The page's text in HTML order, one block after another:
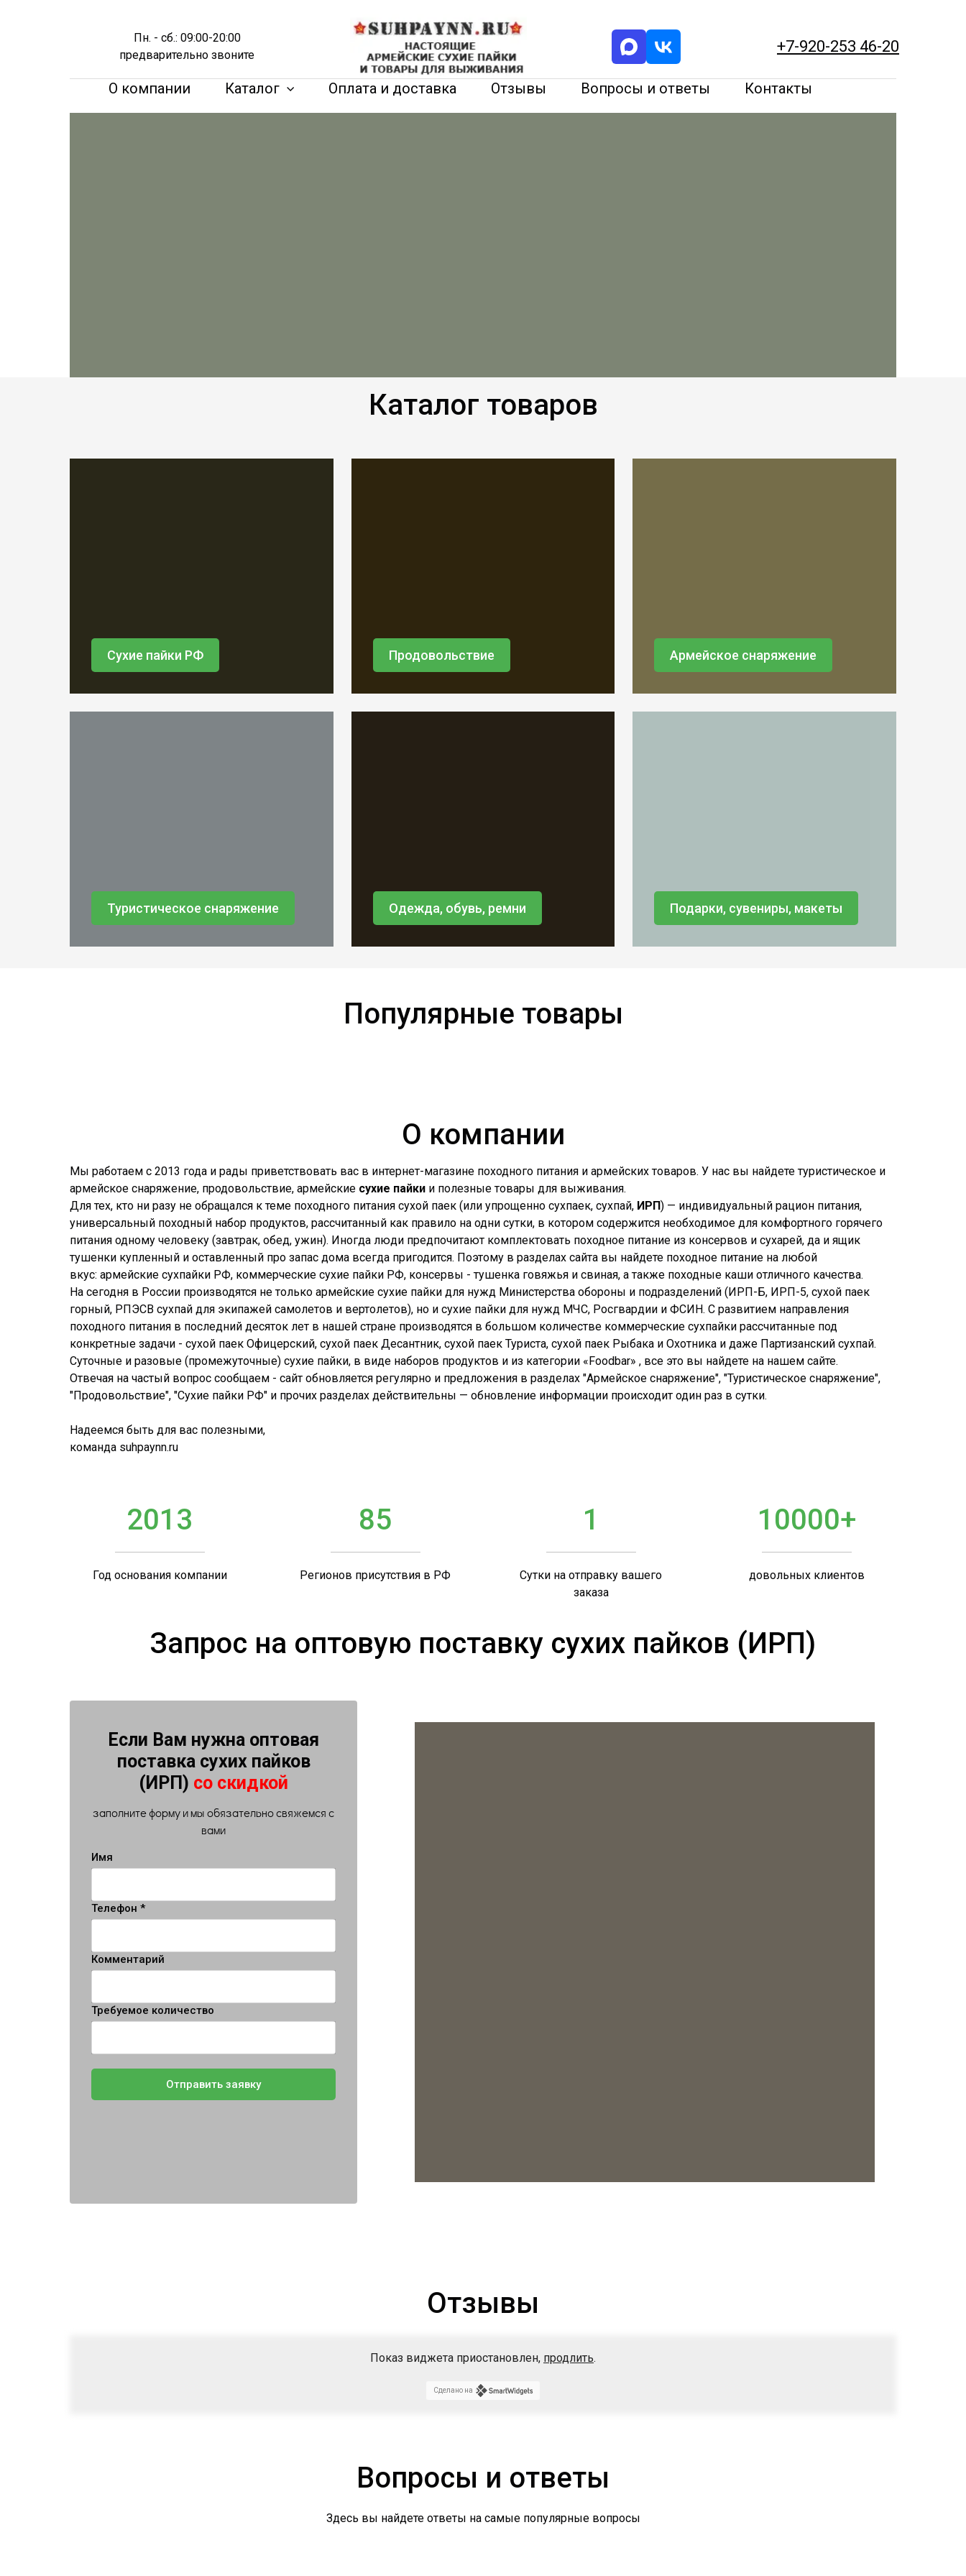
Пн. - сб.: 09:00-20:00
предварительно звоните
+7-920-253 46-20
О компании Каталог Оплата и доставка Отзывы Вопросы и ответы Контакты
Каталог товаров
Сухие пайки РФ Продовольствие Армейское снаряжение
Туристическое снаряжение Одежда, обувь, ремни Подарки, сувениры, макеты
Популярные товары
О компании
Мы работаем с 2013 года и рады приветствовать вас в интернет-магазине походного питания и армейских товаров. У нас вы найдете туристическое и
армейское снаряжение, продовольствие, армейские сухие пайки и полезные товары для выживания.
Для тех, кто ни разу не обращался к теме походного питания сухой паек (или упрощенно сухпаек, сухпай, ИРП) — индивидуальный рацион питания,
универсальный походный набор продуктов, рассчитанный как правило на одни сутки, в котором содержится необходимое для комфортного горячего
питания одному человеку (завтрак, обед, ужин). Иногда люди предпочитают комплектовать походное питание из консервов и сухарей, да и ящик
тушенки купленный и оставленный про запас дома всегда пригодится. Поэтому в разделах сайта вы найдете походное питание на любой
вкус: армейские сухпайки РФ, коммерческие сухие пайки РФ, консервы - тушенка говяжья и свиная, а также походные каши отличного качества.
На сегодня в России производятся не только армейские сухие пайки для нужд Министерства обороны и подразделений (ИРП-Б, ИРП-5, сухой паек
горный, РПЭСВ сухпай для экипажей самолетов и вертолетов), но и сухие пайки для нужд МЧС, Росгвардии и ФСИН. С развитием направления
походного питания в последний десяток лет в нашей стране производятся в большом количестве коммерческие сухпайки рассчитанные под
конкретные задачи - сухой паек Офицерский, сухой паек Десантник, сухой паек Туриста, сухой паек Рыбака и Охотника и даже Партизанский сухпай.
Суточные и разовые (промежуточные) сухие пайки, в виде наборов продуктов и из категории «Foodbar» , все это вы найдете на нашем сайте.
Отвечая на частый вопрос сообщаем - сайт обновляется регулярно и предложения в разделах "Армейское снаряжение", "Туристическое снаряжение",
"Продовольствие", "Сухие пайки РФ" и прочих разделах действительны — обновление информации происходит один раз в сутки.
Надеемся быть для вас полезными,
команда suhpaynn.ru
2013
Год основания компании
85
Регионов присутствия в РФ
1
Сутки на отправку вашего
заказа
10000+
довольных клиентов
Запрос на оптовую поставку сухих пайков (ИРП)
Если Вам нужна оптовая
поставка сухих пайков
(ИРП) со скидкой
заполните форму и мы обязательно свяжемся с
вами
Имя
Телефон *
Комментарий
Требуемое количество
Отправить заявку
Отзывы
Показ виджета приостановлен, продлить.
Сделано на
Вопросы и ответы
Здесь вы найдете ответы на самые популярные вопросы